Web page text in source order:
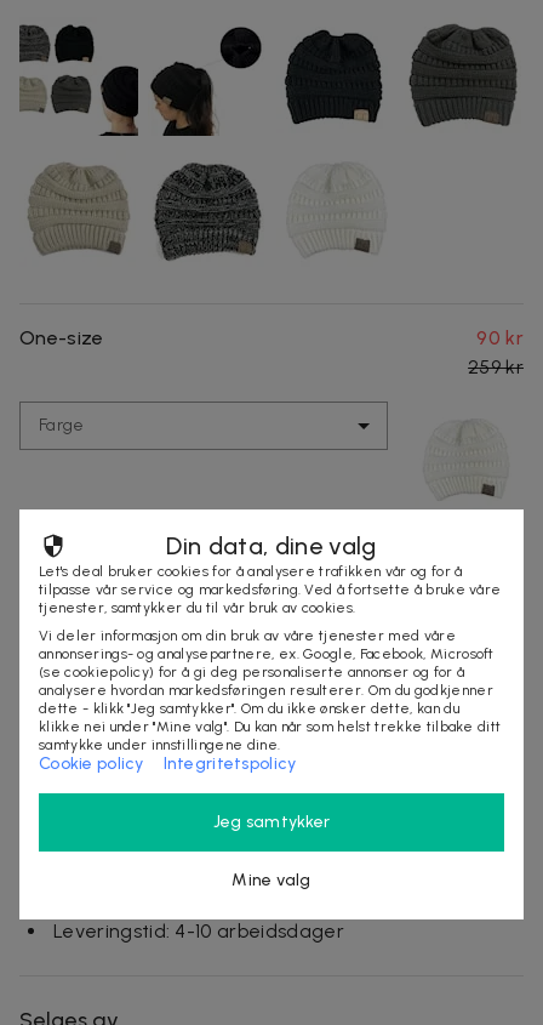
One-size
90 kr
259 kr
Farge
DEAL SNART TILBAKE
Produktinfo
Smart strikket lue som har et innebygd hull øverst
- legg håret opp gjennom hatten!
Fin strikket lue, fantastisk passform som passer til
alle hodeformer.
Varmer på kalde vårdager når du er ute i naturen!
Farger: Svart, svart og hvit, grå, khaki, hvit
Leveringstid: 4-10 arbeidsdager
Din data, dine valg
Let's deal bruker cookies for å analysere trafikken vår og for å
tilpasse vår service og markedsføring. Ved å fortsette å bruke våre
tjenester, samtykker du til vår bruk av cookies.
Vi deler informasjon om din bruk av våre tjenester med våre
annonserings- og analysepartnere, ex. Google, Facebook, Microsoft
(se cookiepolicy) for å gi deg personaliserte annonser og for å
analysere hvordan markedsføringen resulterer. Om du godkjenner
dette - klikk "Jeg samtykker". Om du ikke ønsker dette, kan du
klikke nei under "Mine valg". Du kan når som helst trekke tilbake ditt
samtykke under innstillingene dine.
Cookie policy Integritetspolicy
Jeg samtykker
Mine valg